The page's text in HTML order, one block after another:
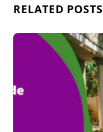
RELATED POSTS